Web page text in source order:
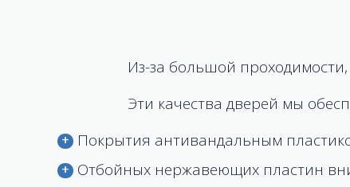
Из-за большой
Эти качества дверей мы
Покрытия антивандальным
Отбойных нержавеющих пластин